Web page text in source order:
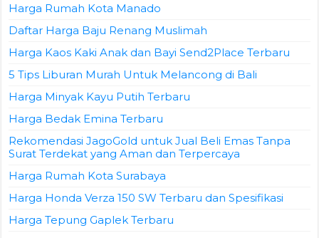
Harga Rumah Kota Manado
Daftar Harga Baju Renang Muslimah
Harga Kaos Kaki Anak dan Bayi Send2Place Terbaru
5 Tips Liburan Murah Untuk Melancong di Bali
Harga Minyak Kayu Putih Terbaru
Harga Bedak Emina Terbaru
Rekomendasi JagoGold untuk Jual Beli Emas Tanpa
Surat Terdekat yang Aman dan Terpercaya
Harga Rumah Kota Surabaya
Harga Honda Verza 150 SW Terbaru dan Spesifikasi
Harga Tepung Gaplek Terbaru